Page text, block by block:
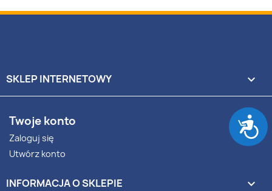
SKLEP INTERNETOWY 
Twoje konto
Zaloguj się
Utwórz konto
INFORMACJA O SKLEPIE keyboard_arrow_down